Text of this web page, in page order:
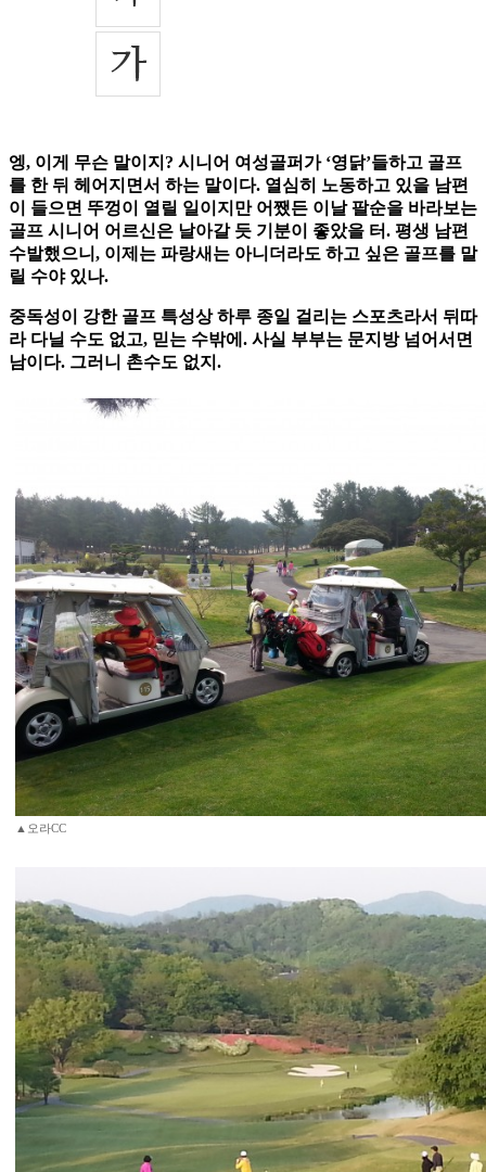
엥, 이게 무슨 말이지? 시니어 여성골퍼가 ‘영닭’들하고 골프
를 한 뒤 헤어지면서 하는 말이다. 열심히 노동하고 있을 남편
이 들으면 뚜껑이 열릴 일이지만 어쨌든 이날 팔순을 바라보는
골프 시니어 어르신은 날아갈 듯 기분이 좋았을 터. 평생 남편
수발했으니, 이제는 파랑새는 아니더라도 하고 싶은 골프를 말
릴 수야 있나.
중독성이 강한 골프 특성상 하루 종일 걸리는 스포츠라서 뒤따
라 다닐 수도 없고, 믿는 수밖에. 사실 부부는 문지방 넘어서면
남이다. 그러니 촌수도 없지.
▲오라CC